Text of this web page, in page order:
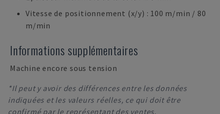
Vitesse de positionnement (x/y) : 100 m/min / 80
m/min
Informations supplémentaires
Machine encore sous tension
*Il peut y avoir des différences entre les données
indiquées et les valeurs réelles, ce qui doit être
confirmé par le représentant des ventes.